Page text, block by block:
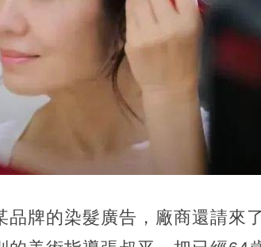
品牌的染髮廣告，廠商還請來